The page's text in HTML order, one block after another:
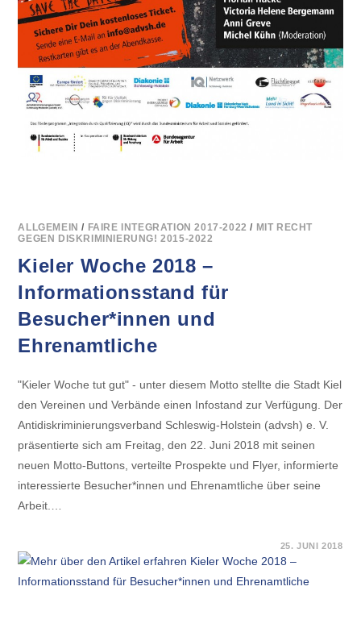
ALLGEMEIN / FAIRE INTEGRATION 2017-2022 / MIT RECHT
GEGEN DISKRIMINIERUNG! 2015-2022
Kieler Woche 2018 –
Informationsstand für
Besucher*innen und
Ehrenamtliche
"Kieler Woche tut gut" - unter diesem Motto stellte die Stadt Kiel
den Vereinen und Verbände einen Infostand zur Verfügung. Der
Antidiskriminierungsverband Schleswig-Holstein (advsh) e. V.
präsentierte sich am Freitag, den 22. Juni 2018 mit seinen
neuen Motto-Buttons, verteilte Prospekte und Flyer, informierte
interessierte Besucher*innen und Ehrenamtliche über seine
Arbeit.…
KIELER
WOCHE
2018
–
25. JUNI 2018